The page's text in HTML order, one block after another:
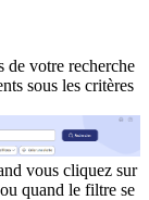
de votre recherche
sous les critères
vous cliquez sur
quand le filtre se